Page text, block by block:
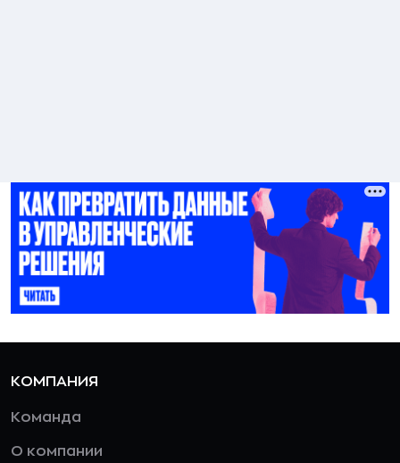
КОМПАНИЯ
Команда
О компании